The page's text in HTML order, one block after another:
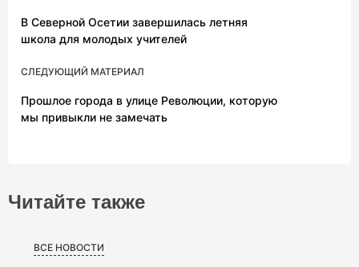
В Северной Осетии завершилась летняя
школа для молодых учителей
СЛЕДУЮЩИЙ МАТЕРИАЛ
Прошлое города в улице Революции, которую
мы привыкли не замечать
Читайте также
ВСЕ НОВОСТИ